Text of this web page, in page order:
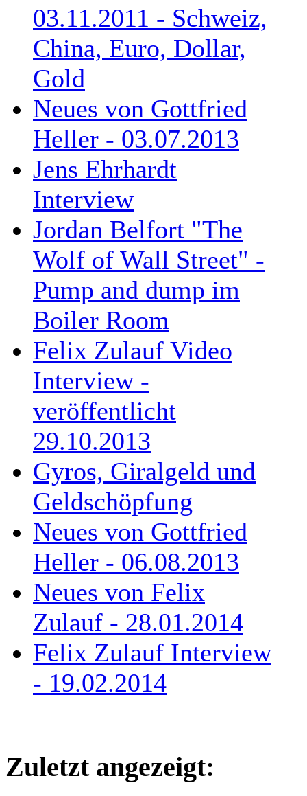
03.11.2011 - Schweiz,
China, Euro, Dollar,
Gold
Neues von Gottfried
Heller - 03.07.2013
Jens Ehrhardt
Interview
Jordan Belfort "The
Wolf of Wall Street" -
Pump and dump im
Boiler Room
Felix Zulauf Video
Interview -
veröffentlicht
29.10.2013
Gyros, Giralgeld und
Geldschöpfung
Neues von Gottfried
Heller - 06.08.2013
Neues von Felix
Zulauf - 28.01.2014
Felix Zulauf Interview
- 19.02.2014
Zuletzt angezeigt: